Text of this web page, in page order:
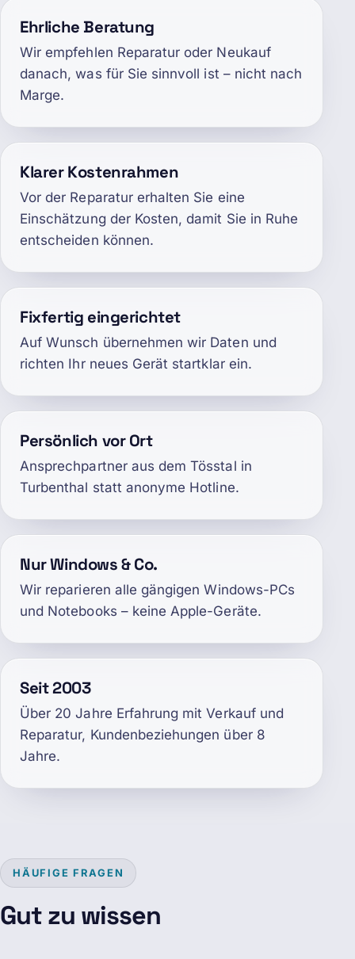
Ehrliche Beratung
Wir empfehlen Reparatur oder Neukauf
danach, was für Sie sinnvoll ist – nicht nach
Marge.
Klarer Kostenrahmen
Vor der Reparatur erhalten Sie eine
Einschätzung der Kosten, damit Sie in Ruhe
entscheiden können.
Fixfertig eingerichtet
Auf Wunsch übernehmen wir Daten und
richten Ihr neues Gerät startklar ein.
Persönlich vor Ort
Ansprechpartner aus dem Tösstal in
Turbenthal statt anonyme Hotline.
Nur Windows & Co.
Wir reparieren alle gängigen Windows-PCs
und Notebooks – keine Apple-Geräte.
Seit 2003
Über 20 Jahre Erfahrung mit Verkauf und
Reparatur, Kundenbeziehungen über 8
Jahre.
HÄUFIGE FRAGEN
Gut zu wissen